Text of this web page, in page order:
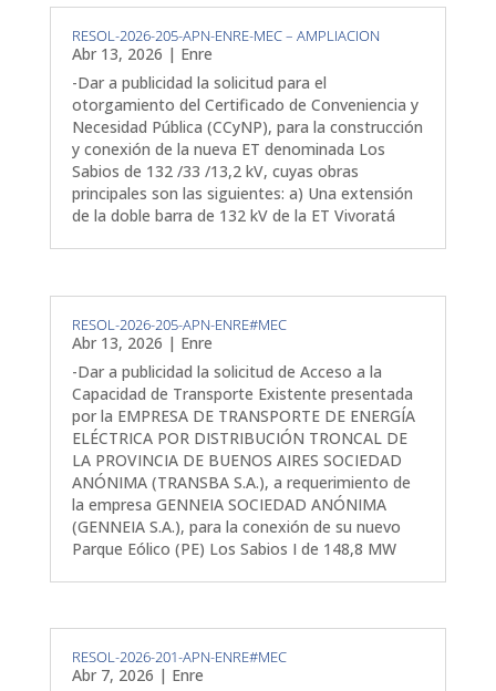
RESOL-2026-205-APN-ENRE-MEC – AMPLIACION
Abr 13, 2026 | Enre
-Dar a publicidad la solicitud para el
otorgamiento del Certificado de Conveniencia y
Necesidad Pública (CCyNP), para la construcción
y conexión de la nueva ET denominada Los
Sabios de 132 /33 /13,2 kV, cuyas obras
principales son las siguientes: a) Una extensión
de la doble barra de 132 kV de la ET Vivoratá
RESOL-2026-205-APN-ENRE#MEC
Abr 13, 2026 | Enre
-Dar a publicidad la solicitud de Acceso a la
Capacidad de Transporte Existente presentada
por la EMPRESA DE TRANSPORTE DE ENERGÍA
ELÉCTRICA POR DISTRIBUCIÓN TRONCAL DE
LA PROVINCIA DE BUENOS AIRES SOCIEDAD
ANÓNIMA (TRANSBA S.A.), a requerimiento de
la empresa GENNEIA SOCIEDAD ANÓNIMA
(GENNEIA S.A.), para la conexión de su nuevo
Parque Eólico (PE) Los Sabios I de 148,8 MW
RESOL-2026-201-APN-ENRE#MEC
Abr 7, 2026 | Enre